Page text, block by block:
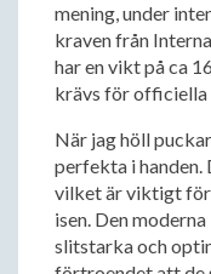
mening, under
kraven från
har en vikt på ca
krävs för officiella
När jag höll
perfekta i handen.
vilket är viktigt
isen. Den
slitstarka och